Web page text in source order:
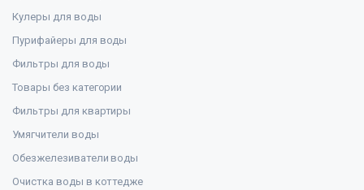
Кулеры для воды
Пурифайеры для воды
Фильтры для воды
Товары без категории
Фильтры для квартиры
Умягчители воды
Обезжелезиватели воды
Очистка воды в коттедже